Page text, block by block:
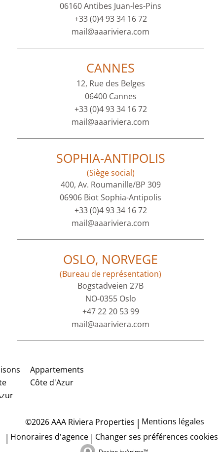
06160 Antibes Juan-les-Pins
+33 (0)4 93 34 16 72
mail@aaariviera.com
CANNES
12, Rue des Belges
06400 Cannes
+33 (0)4 93 34 16 72
mail@aaariviera.com
SOPHIA-ANTIPOLIS
(Siège social)
400, Av. Roumanille/BP 309
06906 Biot Sophia-Antipolis
+33 (0)4 93 34 16 72
mail@aaariviera.com
OSLO, NORVEGE
(Bureau de représentation)
Bogstadveien 27B
NO-0355 Oslo
+47 22 20 53 99
mail@aaariviera.com
Appartements
Côte d'Azur
©2026 AAA Riviera Properties
Mentions légales
Honoraires d'agence
Changer ses préférences cookies